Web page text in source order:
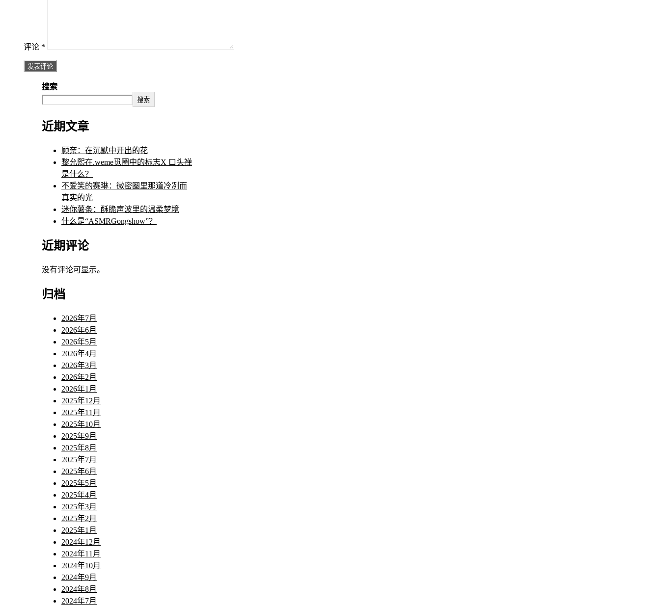
评论 *
搜索
搜索
近期文章
顾奈：在沉默中开出的花
黎允熙在.weme觅圈中的标志X 口头禅
是什么？
不爱笑的赛琳：微密圈里那道冷冽而
真实的光
迷你薯条：酥脆声波里的温柔梦境
什么是“ASMRGongshow”？
近期评论
没有评论可显示。
归档
2026年7月
2026年6月
2026年5月
2026年4月
2026年3月
2026年2月
2026年1月
2025年12月
2025年11月
2025年10月
2025年9月
2025年8月
2025年7月
2025年6月
2025年5月
2025年4月
2025年3月
2025年2月
2025年1月
2024年12月
2024年11月
2024年10月
2024年9月
2024年8月
2024年7月